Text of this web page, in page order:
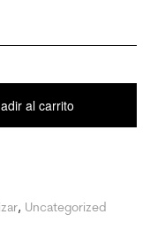
al carrito
, Uncategorized